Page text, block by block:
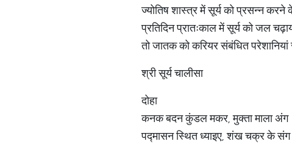
ज्योतिष शास्त्र में सूर्य को प्रसन्न करने
प्रतिदिन प्रातःकाल में सूर्य को जल
तो जातक को करियर संबंधित परेशानियां
श्री सूर्य चालीसा
दोहा
कनक बदन कुंडल मकर, मुक्ता माला
पद्मासन स्थित ध्याइए, शंख चक्र के